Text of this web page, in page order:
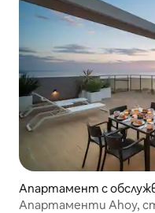
Апартамент с
Апартаменти Ahoy,